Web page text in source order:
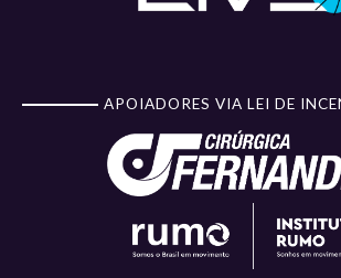
APOIADORES VIA LEI DE